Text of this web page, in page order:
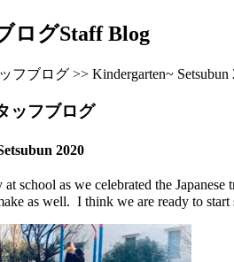
ログStaff Blog
フブログ >> Kindergarten~ Setsubun
ッフブログ
2020
at school as we celebrated the
as well. I think we are ready to